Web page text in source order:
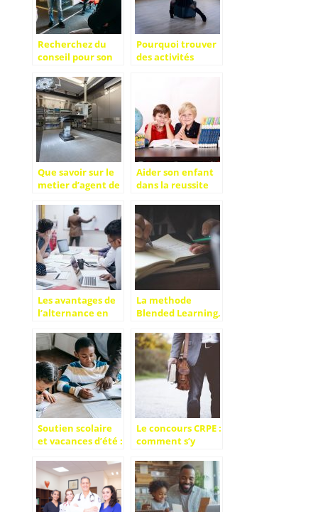
Recherchez du
conseil pour son
Pourquoi trouver
des activités
Que savoir sur le
metier d’agent de
Aider son enfant
dans la reussite
parvenir ?
Les avantages de
l’alternance en
commerce.
La methode
Blended Learning,
distance et en
presentiel avec
votre propre
rythme
Soutien scolaire
et vacances d’été :
gagnant !
Le concours CRPE :
comment s’y